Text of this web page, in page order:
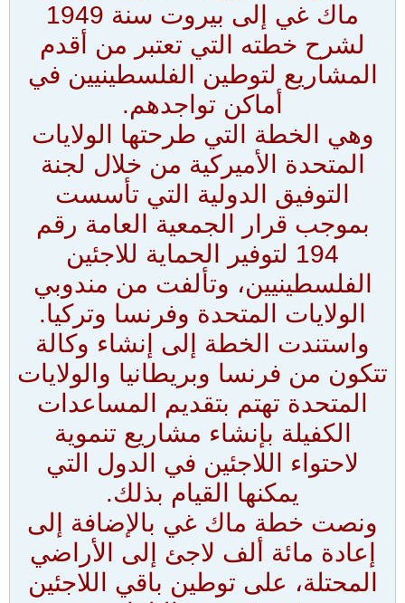
ماك غي إلى بيروت سنة 1949
لشرح خطته التي تعتبر من أقدم
المشاريع لتوطين الفلسطينيين في
أماكن تواجدهم.
وهي الخطة التي طرحتها الولايات
المتحدة الأميركية من خلال لجنة
التوفيق الدولية التي تأسست
بموجب قرار الجمعية العامة رقم
194 لتوفير الحماية للاجئين
الفلسطينيين، وتألفت من مندوبي
الولايات المتحدة وفرنسا وتركيا.
واستندت الخطة إلى إنشاء وكالة
تتكون من فرنسا وبريطانيا والولايات
المتحدة تهتم بتقديم المساعدات
الكفيلة بإنشاء مشاريع تنموية
لاحتواء اللاجئين في الدول التي
يمكنها القيام بذلك.
ونصت خطة ماك غي بالإضافة إلى
إعادة مائة ألف لاجئ إلى الأراضي
المحتلة، على توطين باقي اللاجئين